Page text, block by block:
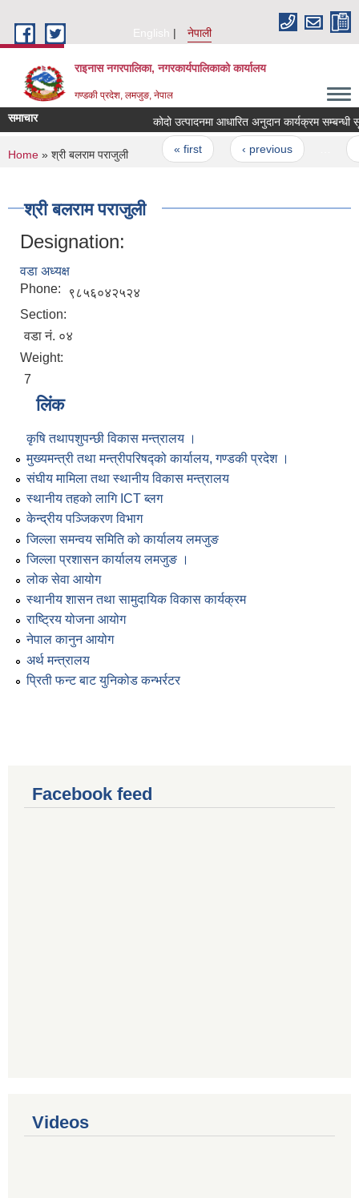
English
नेपाली
राइनास नगरपालिका, नगरकार्यपालिकाको कार्यालय
गण्डकी प्रदेश, लमजुङ, नेपाल
समाचार कोदो उत्पादनमा आधारित अनुदान कार्यक्रम सम्बन्धी
Pages
« first ‹ previous
You are here
Home » श्री बलराम पराजुली
श्री बलराम पराजुली
Designation:
वडा अध्यक्ष
Phone:
९८५६०४२५२४
Section:
वडा नं‍. ०४
Weight:
7
लिंक
कृषि तथापशुपन्छी विकास मन्त्रालय ।
मुख्यमन्त्री तथा मन्त्रीपरिषद्को कार्यालय, गण्डकी प्रदेश ।
संघीय मामिला तथा स्थानीय विकास मन्त्रालय
स्थानीय तहको लागि ICT ब्लग
केन्द्रीय पञ्जिकरण विभाग
जिल्ला समन्वय समिति को कार्यालय लमजुङ
जिल्ला प्रशासन कार्यालय लमजुङ ।
लोक सेवा आयोग
स्थानीय शासन तथा सामुदायिक विकास कार्यक्रम
राष्ट्रिय योजना आयोग
नेपाल कानुन आयोग
अर्थ मन्त्रालय
प्रिती फन्ट बाट युनिकोड कन्भर्रटर
Facebook feed
Videos